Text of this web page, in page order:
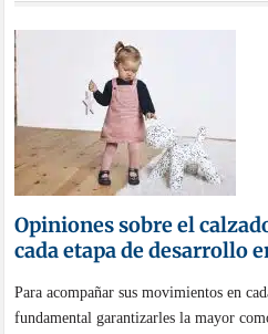
Opiniones sobre el
cada etapa de desarrollo
Para acompañar sus movimientos en
fundamental garantizarles la mayor